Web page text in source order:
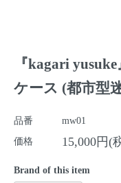
『kagari
ケース (都市型
品番
mw01
価格
15,000円(
Brand of this item